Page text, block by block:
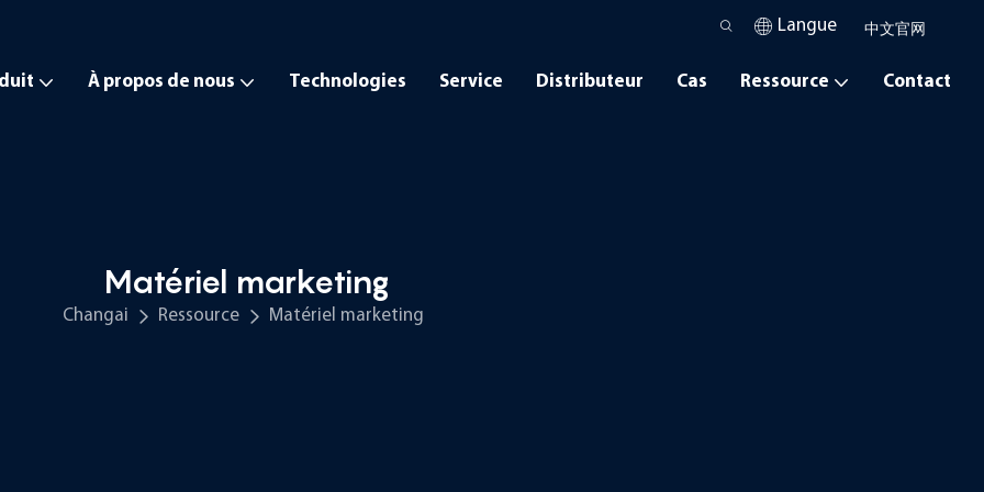
Langue 中文官网
À propos de nous Technologies Service Distributeur Cas Ressource Contact
Matériel marketing
Changai Ressource Matériel marketing